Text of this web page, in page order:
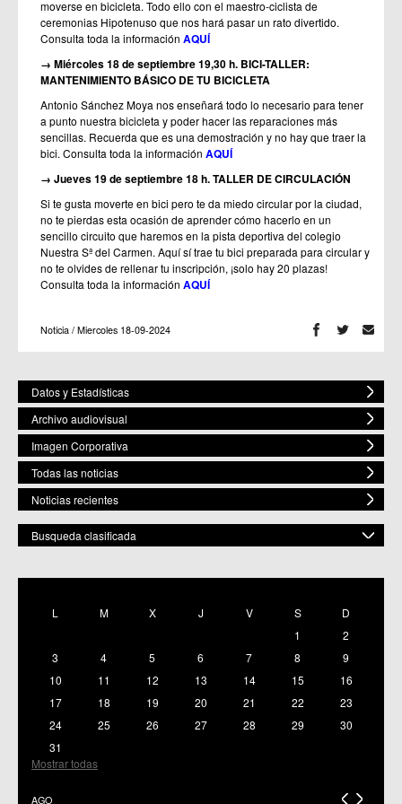
moverse en bicicleta. Todo ello con el maestro-ciclista de
ceremonias Hipotenuso que nos hará pasar un rato divertido.
Consulta toda la información AQUÍ
→ Miércoles 18 de septiembre 19,30 h. BICI-TALLER:
MANTENIMIENTO BÁSICO DE TU BICICLETA
Antonio Sánchez Moya nos enseñará todo lo necesario para tener
a punto nuestra bicicleta y poder hacer las reparaciones más
sencillas. Recuerda que es una demostración y no hay que traer la
bici. Consulta toda la información AQUÍ
→ Jueves 19 de septiembre 18 h. TALLER DE CIRCULACIÓN
Si te gusta moverte en bici pero te da miedo circular por la ciudad,
no te pierdas esta ocasión de aprender cómo hacerlo en un
sencillo circuito que haremos en la pista deportiva del colegio
Nuestra Sª del Carmen. Aquí sí trae tu bici preparada para circular y
no te olvides de rellenar tu inscripción, ¡solo hay 20 plazas!
Consulta toda la información AQUÍ
Noticia / Miercoles 18-09-2024
Datos y Estadísticas
Archivo audiovisual
Imagen Corporativa
Todas las noticias
Noticias recientes
Busqueda clasificada
C.M. Baños y Mendigo
C.M. Cañadas de San Pedro
C.C. Churra
C.C. Cobatillas
C.C. Corvera
C.C. El Esparragal
C.C.S. El Palmar
C.C.S. El Ranero
L M X J V S
D
1
2
3
4 5 6 7 8
9
10
11 12 13 14 15
16
17
18 19 20 21 22
23
24
25 26 27 28 29
30
31
Mostrar todas
AGO